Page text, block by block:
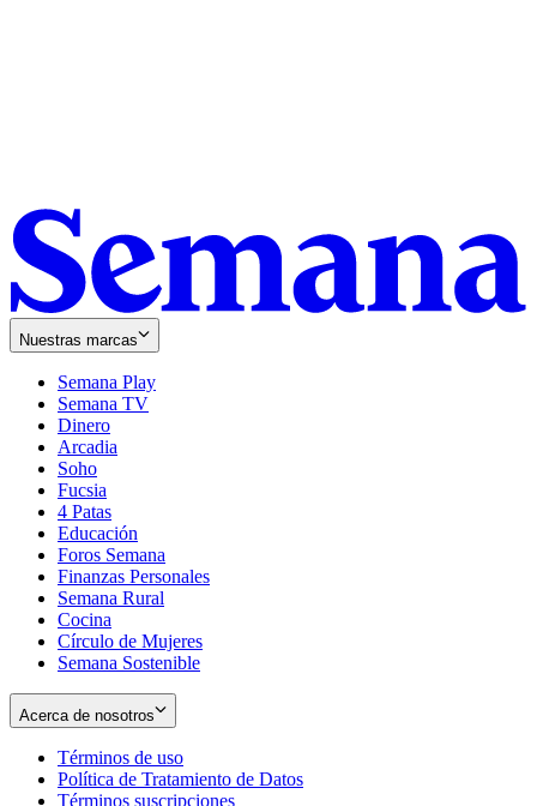
Nuestras marcas
Semana Play
Semana TV
Dinero
Arcadia
Soho
in
new
window
Fucsia
in
new
window
4 Patas
Educación
Foros Semana
Finanzas Personales
Semana Rural
Cocina
Círculo de Mujeres
Semana Sostenible
Acerca de nosotros
Términos de uso
in
new
Política de Tratamiento de Datos
Términos suscripciones